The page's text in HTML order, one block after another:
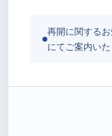
再開に関する
にてご案内いた